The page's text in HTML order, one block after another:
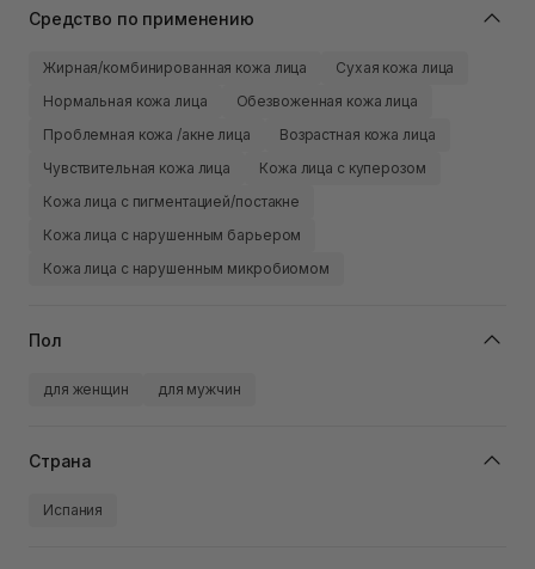
Средство по применению
Жирная/комбинированная кожа лица
Сухая кожа лица
Нормальная кожа лица
Обезвоженная кожа лица
Проблемная кожа /акне лица
Возрастная кожа лица
Чувствительная кожа лица
Кожа лица с куперозом
Кожа лица с пигментацией/постакне
Кожа лица с нарушенным барьером
Кожа лица с нарушенным микробиомом
Пол
для женщин для мужчин
Страна
Испания